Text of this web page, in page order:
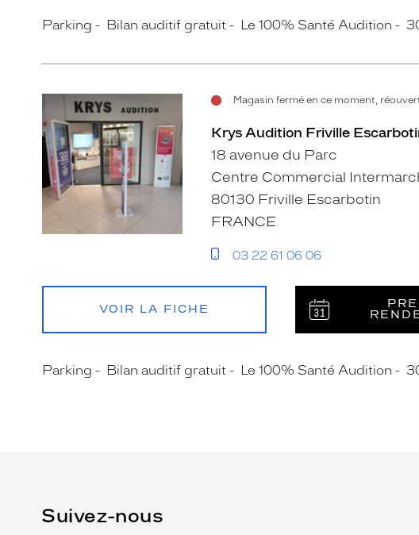
Parking Bilan auditif gratuit Le 100% Santé Audition
Magasin fermé en ce moment,
Krys Audition Friville
18 avenue du Parc
Centre Commercial
80130 Friville Escarbotin
FRANCE
03 22 61 06 06
VOIR LA FICHE
Parking Bilan auditif gratuit Le 100% Santé Audition
Suivez-nous